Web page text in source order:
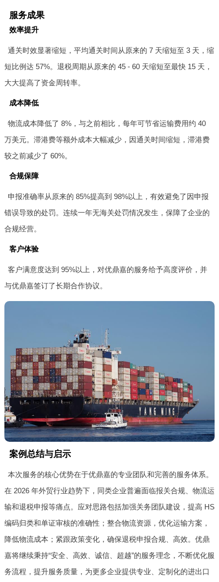
服务成果
效率提升
通关时效显著缩短，平均通关时间从原来的 7 天缩短至 3 天，缩
短比例达 57%。退税周期从原来的 45 - 60 天缩短至最快 15 天，
大大提高了资金周转率。
成本降低
物流成本降低了 8%，与之前相比，每年可节省运输费用约 40
万美元。滞港费等额外成本大幅减少，因通关时间缩短，滞港费
较之前减少了 60%。
合规保障
申报准确率从原来的 85%提高到 98%以上，有效避免了因申报
错误导致的处罚。连续一年无海关处罚情况发生，保障了企业的
合规经营。
客户体验
客户满意度达到 95%以上，对优鼎嘉的服务给予高度评价，并
与优鼎嘉签订了长期合作协议。
案例总结与启示
本次服务的核心优势在于优鼎嘉的专业团队和完善的服务体系。
在 2026 年外贸行业趋势下，同类企业普遍面临报关合规、物流运
输和退税申报等痛点。应对思路包括加强关务团队建设，提高 HS
编码归类和单证审核的准确性；整合物流资源，优化运输方案，
降低物流成本；紧跟政策变化，确保退税申报合规、高效。优鼎
嘉将继续秉持“安全、高效、诚信、超越”的服务理念，不断优化服
务流程，提升服务质量，为更多企业提供专业、定制化的进出口